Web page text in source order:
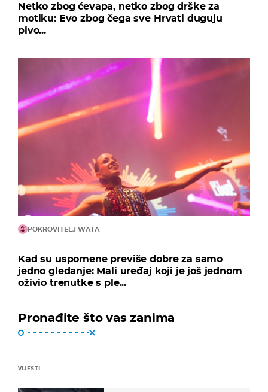
Netko zbog ćevapa, netko zbog drške za
motiku: Evo zbog čega sve Hrvati duguju
pivo...
POKROVITELJ WATA
Kad su uspomene previše dobre za samo
jedno gledanje: Mali uređaj koji je još jednom
oživio trenutke s ple...
Pronađite što vas zanima
VIJESTI